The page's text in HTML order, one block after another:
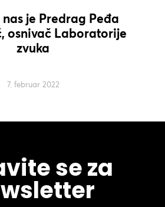
je Predrag Peđa
osnivač Laboratorije
zvuka
7. februar 2022
se za